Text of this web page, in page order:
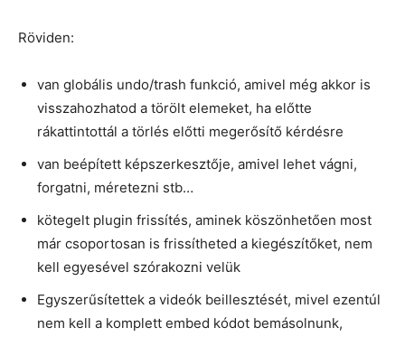
Röviden:
van globális undo/trash funkció, amivel még akkor is
visszahozhatod a törölt elemeket, ha előtte
rákattintottál a törlés előtti megerősítő kérdésre
van beépített képszerkesztője, amivel lehet vágni,
forgatni, méretezni stb…
kötegelt plugin frissítés, aminek köszönhetően most
már csoportosan is frissítheted a kiegészítőket, nem
kell egyesével szórakozni velük
Egyszerűsítettek a videók beillesztését, mivel ezentúl
nem kell a komplett embed kódot bemásolnunk,